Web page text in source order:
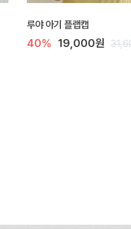
루야 아기 플랩캡
40% 19,000원